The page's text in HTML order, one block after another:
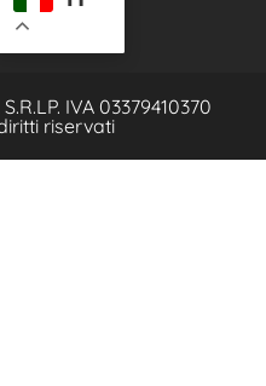
P. IVA 03379410370
riservati